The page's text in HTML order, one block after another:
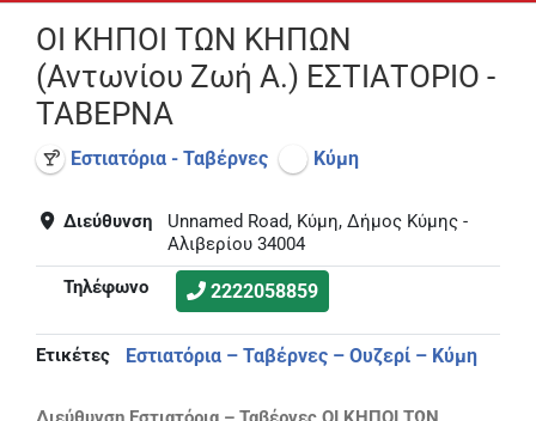
ΟΙ ΚΗΠΟΙ ΤΩΝ ΚΗΠΩΝ
(Αντωνίου Ζωή Α.) ΕΣΤΙΑΤΟΡΙΟ -
ΤΑΒΕΡΝΑ
Εστιατόρια - Ταβέρνες Κύμη
Διεύθυνση
Unnamed Road, Κύμη, Δήμος Κύμης -
Αλιβερίου 34004
Τηλέφωνο
2222058859
Ετικέτες Εστιατόρια – Ταβέρνες – Ουζερί – Κύμη